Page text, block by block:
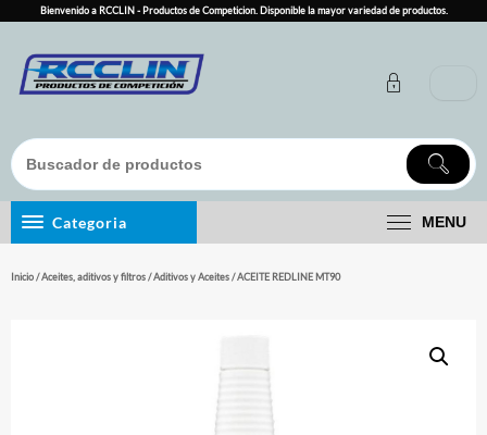
content
Bienvenido a RCCLIN - Productos de Competicion. Disponible la mayor variedad de productos.
Categoria MENU
Inicio/Aceites, aditivos y filtros/Aditivos y Aceites/ ACEITE REDLINE MT90